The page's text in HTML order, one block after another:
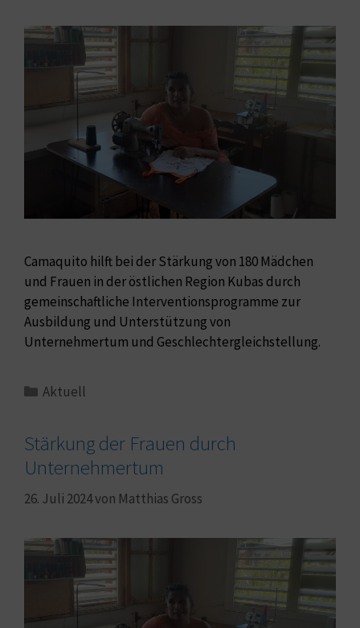
Camaquito hilft bei der Stärkung von 180 Mädchen
und Frauen in der östlichen Region Kubas durch
gemeinschaftliche Interventionsprogramme zur
Ausbildung und Unterstützung von
Unternehmertum und Geschlechtergleichstellung.
Aktuell
Stärkung der Frauen durch
Unternehmertum
26. Juli 2024von Matthias Gross